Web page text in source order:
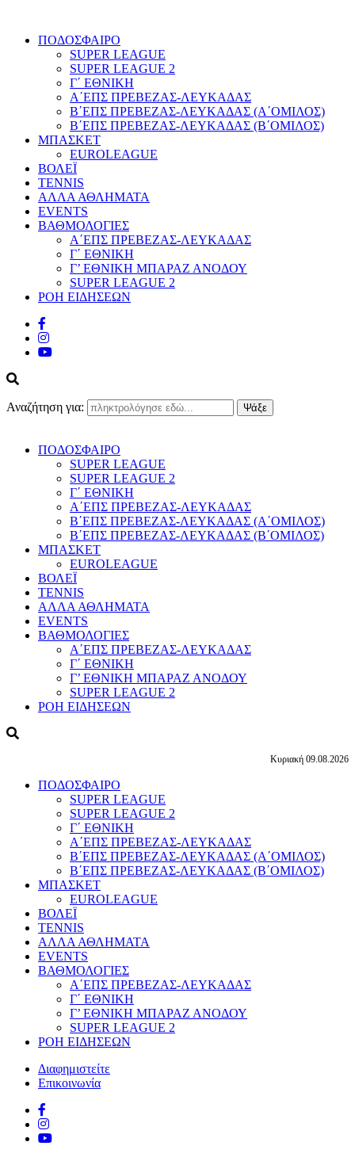
ΠΟΔΟΣΦΑΙΡΟ
SUPER LEAGUE
SUPER LEAGUE 2
Γ΄ ΕΘΝΙΚΗ
Α΄ΕΠΣ ΠΡΕΒΕΖΑΣ-ΛΕΥΚΑΔΑΣ
Β΄ΕΠΣ ΠΡΕΒΕΖΑΣ-ΛΕΥΚΑΔΑΣ (Α΄ΟΜΙΛΟΣ)
Β΄ΕΠΣ ΠΡΕΒΕΖΑΣ-ΛΕΥΚΑΔΑΣ (Β΄ΟΜΙΛΟΣ)
ΜΠΑΣΚΕΤ
EUROLEAGUE
ΒΟΛΕΪ
TENNIS
ΑΛΛΑ ΑΘΛΗΜΑΤΑ
EVENTS
ΒΑΘΜΟΛΟΓΙΕΣ
Α΄ΕΠΣ ΠΡΕΒΕΖΑΣ-ΛΕΥΚΑΔΑΣ
Γ΄ ΕΘΝΙΚΗ
Γ’ ΕΘΝΙΚΗ ΜΠΑΡΑΖ ΑΝΟΔΟΥ
SUPER LEAGUE 2
ΡΟΗ ΕΙΔΗΣΕΩΝ
Αναζήτηση για:
ΠΟΔΟΣΦΑΙΡΟ
SUPER LEAGUE
SUPER LEAGUE 2
Γ΄ ΕΘΝΙΚΗ
Α΄ΕΠΣ ΠΡΕΒΕΖΑΣ-ΛΕΥΚΑΔΑΣ
Β΄ΕΠΣ ΠΡΕΒΕΖΑΣ-ΛΕΥΚΑΔΑΣ (Α΄ΟΜΙΛΟΣ)
Β΄ΕΠΣ ΠΡΕΒΕΖΑΣ-ΛΕΥΚΑΔΑΣ (Β΄ΟΜΙΛΟΣ)
ΜΠΑΣΚΕΤ
EUROLEAGUE
ΒΟΛΕΪ
TENNIS
ΑΛΛΑ ΑΘΛΗΜΑΤΑ
EVENTS
ΒΑΘΜΟΛΟΓΙΕΣ
Α΄ΕΠΣ ΠΡΕΒΕΖΑΣ-ΛΕΥΚΑΔΑΣ
Γ΄ ΕΘΝΙΚΗ
Γ’ ΕΘΝΙΚΗ ΜΠΑΡΑΖ ΑΝΟΔΟΥ
SUPER LEAGUE 2
ΡΟΗ ΕΙΔΗΣΕΩΝ
Κυριακή 09.08.2026
ΠΟΔΟΣΦΑΙΡΟ
SUPER LEAGUE
SUPER LEAGUE 2
Γ΄ ΕΘΝΙΚΗ
Α΄ΕΠΣ ΠΡΕΒΕΖΑΣ-ΛΕΥΚΑΔΑΣ
Β΄ΕΠΣ ΠΡΕΒΕΖΑΣ-ΛΕΥΚΑΔΑΣ (Α΄ΟΜΙΛΟΣ)
Β΄ΕΠΣ ΠΡΕΒΕΖΑΣ-ΛΕΥΚΑΔΑΣ (Β΄ΟΜΙΛΟΣ)
ΜΠΑΣΚΕΤ
EUROLEAGUE
ΒΟΛΕΪ
TENNIS
ΑΛΛΑ ΑΘΛΗΜΑΤΑ
EVENTS
ΒΑΘΜΟΛΟΓΙΕΣ
Α΄ΕΠΣ ΠΡΕΒΕΖΑΣ-ΛΕΥΚΑΔΑΣ
Γ΄ ΕΘΝΙΚΗ
Γ’ ΕΘΝΙΚΗ ΜΠΑΡΑΖ ΑΝΟΔΟΥ
SUPER LEAGUE 2
ΡΟΗ ΕΙΔΗΣΕΩΝ
Διαφημιστείτε
Επικοινωνία